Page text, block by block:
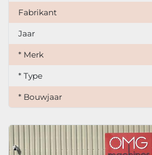
Fabrikant
Jaar
* Merk
* Type
* Bouwjaar